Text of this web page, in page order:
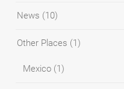
News (10)
Other Places (1)
Mexico (1)